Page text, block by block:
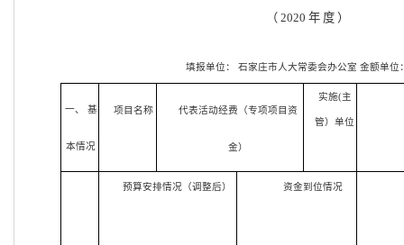
（2020 年 度 ）
填报单位： 石家庄市人大常委会办公室 金额单位
一、 基
本情况
项目名称 代表活动经费（专项项目资
金）
实施(主
管）单位
预算安排情况（调整后） 资金到位情况